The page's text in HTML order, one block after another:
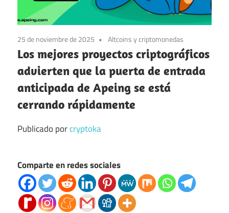
25 de noviembre de 2025 Altcoins y criptomonedas
Los mejores proyectos criptográficos
advierten que la puerta de entrada
anticipada de Apeing se está
cerrando rápidamente
Publicado porcryptoka
Comparte en redes sociales